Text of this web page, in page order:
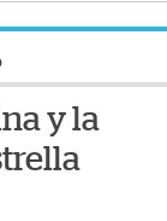
y la